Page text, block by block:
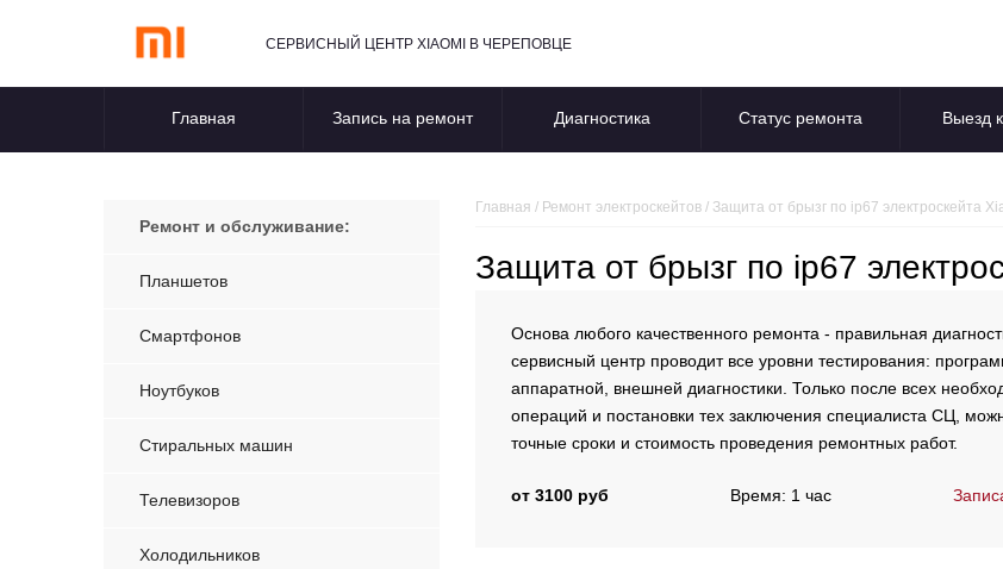
СЕРВИСНЫЙ ЦЕНТР XIAOMI В ЧЕРЕПОВЦЕ
Главная Запись на ремонт Диагностика Статус ремонта Выезд
Ремонт и обслуживание:
Планшетов
Смартфонов
Ноутбуков
Стиральных машин
Телевизоров
Холодильников
Главная / Ремонт электроскейтов / Защита от брызг по ip67 электроскейта
Защита от брызг по ip67
Основа любого качественного ремонта - правильная
сервисный центр проводит все уровни тестирования:
аппаратной, внешней диагностики. Только после всех
операций и постановки тех заключения специалиста СЦ,
точные сроки и стоимость проведения ремонтных работ.
от 3100 руб Время: 1 час